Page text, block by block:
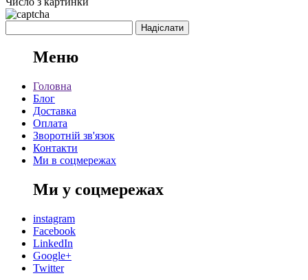
Меню
Головна
Блог
Доставка
Оплата
Зворотній зв'язок
Контакти
Ми в соцмережах
Ми у соцмережах
instagram
Facebook
LinkedIn
Google+
Twitter